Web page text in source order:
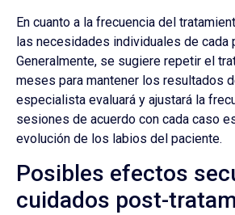
En cuanto a la frecuencia del
las necesidades individuales de cada
Generalmente, se sugiere repetir el
meses para mantener los resultados
especialista evaluará y ajustará la
sesiones de acuerdo con cada caso
evolución de los labios del paciente.
Posibles efectos
cuidados post-